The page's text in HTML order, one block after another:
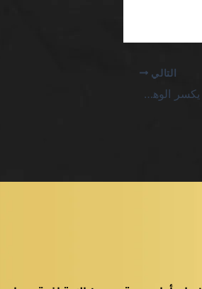
التالي
تطبيق سلوتس للآيفون SA يكسر الوهم ويكشف الحقيقة القاسية